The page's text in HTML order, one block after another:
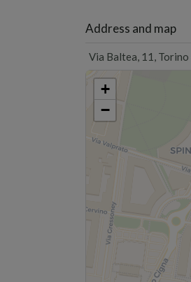
Address and map
Via Baltea, 11,
+
−